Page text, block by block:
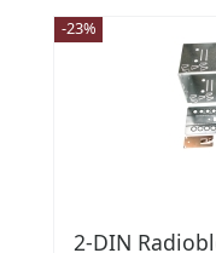
-23%
2-DIN